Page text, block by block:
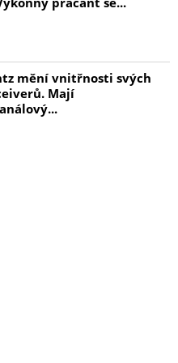
mění vnitřnosti svých
Mají